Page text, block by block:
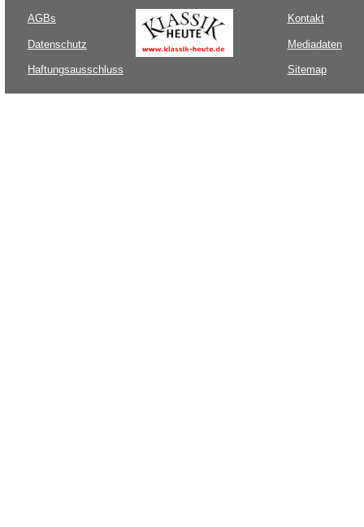
AGBs
Datenschutz
Haftungsausschluss
Kontakt
Mediadaten
Sitemap